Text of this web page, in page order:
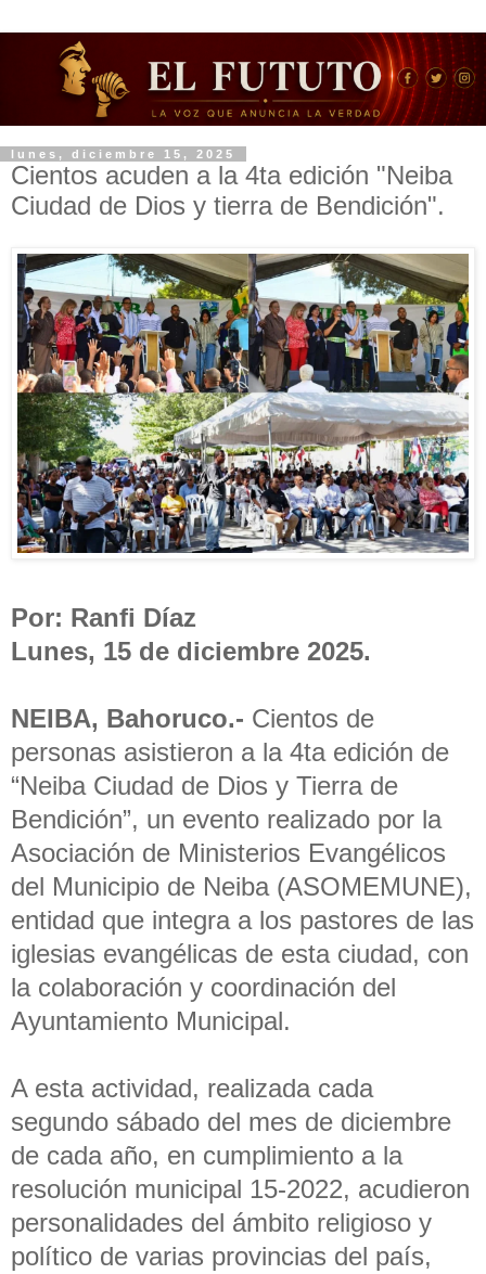
lunes, diciembre 15, 2025
Cientos acuden a la 4ta edición "Neiba
Ciudad de Dios y tierra de Bendición".
Por: Ranfi Díaz
Lunes, 15 de diciembre 2025.
NEIBA, Bahoruco.- Cientos de
personas asistieron a la 4ta edición de
“Neiba Ciudad de Dios y Tierra de
Bendición”, un evento realizado por la
Asociación de Ministerios Evangélicos
del Municipio de Neiba (ASOMEMUNE),
entidad que integra a los pastores de las
iglesias evangélicas de esta ciudad, con
la colaboración y coordinación del
Ayuntamiento Municipal.
A esta actividad, realizada cada
segundo sábado del mes de diciembre
de cada año, en cumplimiento a la
resolución municipal 15-2022, acudieron
personalidades del ámbito religioso y
político de varias provincias del país,